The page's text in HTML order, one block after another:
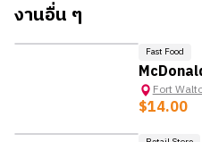
งานอื่น ๆ
Fast Food
Fort
$14.00